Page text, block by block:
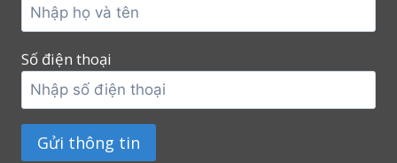
Số điện thoại